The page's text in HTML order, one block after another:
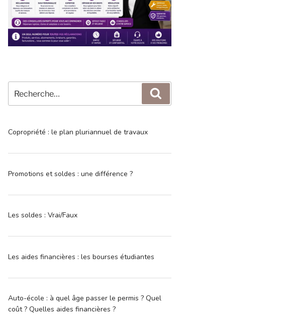
pour
:
Copropriété : le plan pluriannuel de travaux
Promotions et soldes : une différence ?
Les soldes : Vrai/Faux
Les aides financières : les bourses étudiantes
Auto-école : à quel âge passer le permis ? Quel
coût ? Quelles aides financières ?